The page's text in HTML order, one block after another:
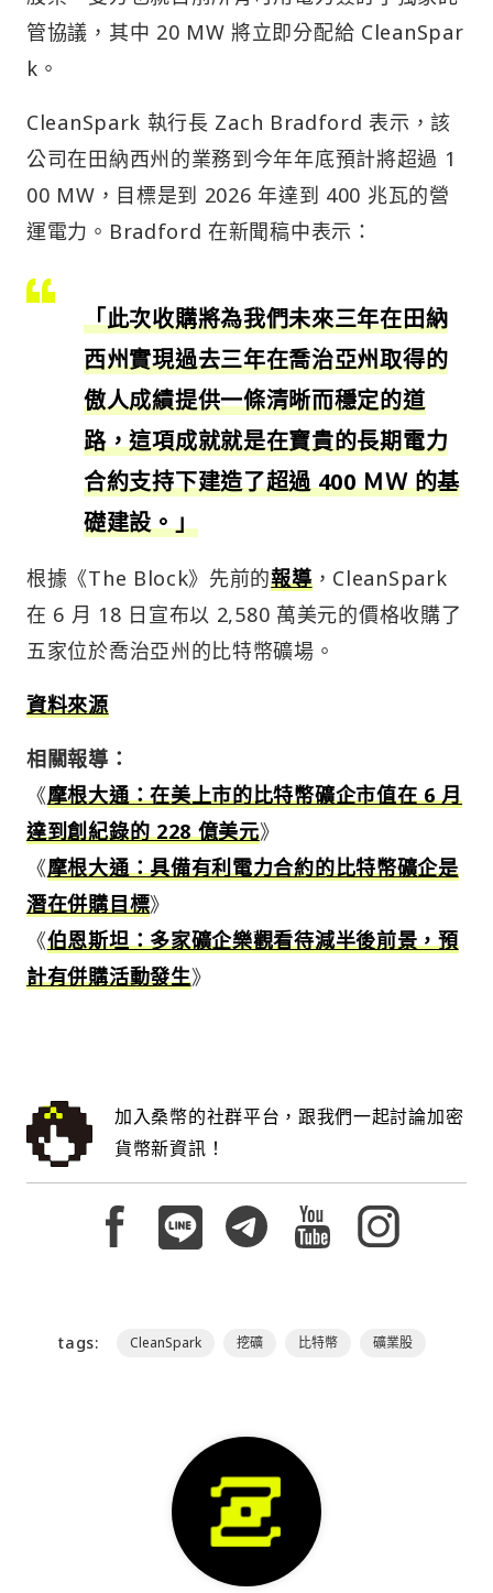
管協議，其中 20 MW 將立即分配給 CleanSpar
k。
CleanSpark 執行長 Zach Bradford 表示，該
公司在田納西州的業務到今年年底預計將超過 1
00 MW，目標是到 2026 年達到 400 兆瓦的營
運電力。Bradford 在新聞稿中表示：
「此次收購將為我們未來三年在田納
西州實現過去三年在喬治亞州取得的
傲人成績提供一條清晰而穩定的道
路，這項成就就是在寶貴的長期電力
合約支持下建造了超過 400 ＭＷ 的基
礎建設。」
根據《The Block》先前的報導，CleanSpark
在 6 月 18 日宣布以 2,580 萬美元的價格收購了
五家位於喬治亞州的比特幣礦場。
資料來源
相關報導：
《摩根大通：在美上市的比特幣礦企市值在 6 月
達到創紀錄的 228 億美元》
《摩根大通：具備有利電力合約的比特幣礦企是
潛在併購目標》
《伯恩斯坦：多家礦企樂觀看待減半後前景，預
計有併購活動發生》
加入桑幣的社群平台，跟我們一起討論加密
貨幣新資訊！
tags: CleanSpark 挖礦 比特幣 礦業股